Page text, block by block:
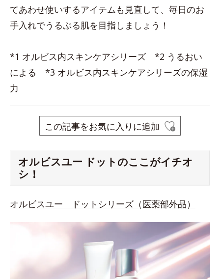
てあわせ使いするアイテムも見直して、毎日のお
手入れでうるぷる肌を目指しましょう！
*1 オルビス内スキンケアシリーズ *2 うるおい
による *3 オルビス内スキンケアシリーズの保湿
力
この記事をお気に入りに追加
オルビスユー ドットのここがイチオ
シ！
オルビスユー ドットシリーズ（医薬部外品）